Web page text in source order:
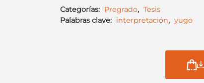
Categorías: Pregrado, Tesis
Palabras clave: interpretación, yugo